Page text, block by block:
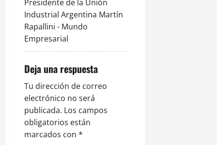
d
a
s
Presidente de la Unión
Industrial Argentina Martín
Rapallini - Mundo
Empresarial
Deja una respuesta
Tu dirección de correo
electrónico no será
publicada. Los campos
obligatorios están
marcados con *